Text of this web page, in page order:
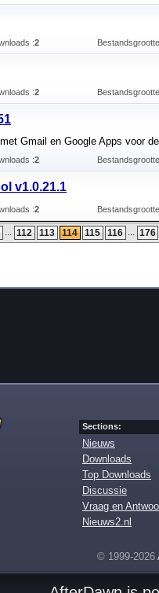
:2
:2
Gmail en Google Apps voor
:2
v1.0.21.1
:2
... 112 113 114 115 116 ... 176
Sections:
Nieuws
Downloads
Top Downloads
Discussie
Vraag en
Nieuws2.nl
© 1999-2026